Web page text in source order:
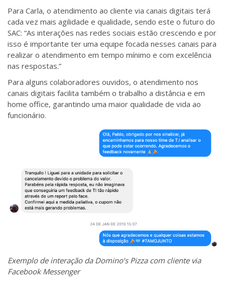
Para Carla, o atendimento ao cliente via canais digitais terá
cada vez mais agilidade e qualidade, sendo este o futuro do
SAC: “As interações nas redes sociais estão crescendo e por
isso é importante ter uma equipe focada nesses canais para
realizar o atendimento em tempo mínimo e com excelência
nas respostas.”
Para alguns colaboradores ouvidos, o atendimento nos
canais digitais facilita também o trabalho a distância e em
home office, garantindo uma maior qualidade de vida ao
funcionário.
Exemplo de interação da Domino’s Pizza com cliente via
Facebook Messenger